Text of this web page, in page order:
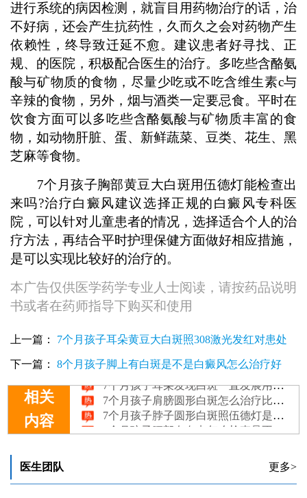
进行系统的病因检测，就盲目用药物治疗的话，治
不好病，还会产生抗药性，久而久之会对药物产生
依赖性，终导致迁延不愈。建议患者好寻找、正
规、的医院，积极配合医生的治疗。多吃些含酪氨
酸与矿物质的食物，尽量少吃或不吃含维生素c与
辛辣的食物，另外，烟与酒类一定要忌食。平时在
饮食方面可以多吃些含酪氨酸与矿物质丰富的食
物，如动物肝脏、蛋、新鲜蔬菜、豆类、花生、黑
芝麻等食物。
7个月孩子胸部黄豆大白斑用伍德灯能检查出
来吗?治疗白癜风建议选择正规的白癜风专科医
院，可以针对儿童患者的情况，选择适合个人的治
疗方法，再结合平时护理保健方面做好相应措施，
是可以实现比较好的治疗的。
本广告仅供医学药学专业人士阅读，请按药品说明
书或者在药师指导下购买和使用
上一篇： 7个月孩子耳朵黄豆大白斑照308激光发红对患处
好不好
下一篇： 8个月孩子脚上有白斑是不是白癜风怎么治疗好
相关
内容
7个月孩子胸部发现白斑抹他克莫司能治好吗
7个月孩子耳朵发现白斑一直发展用什么方法控制
7个月孩子肩膀圆形白斑怎么治疗比较好，中药可以吗
7个月孩子脖子圆形白斑照伍德灯是淡白色是白癜风吗
7个月孩子腰部有白点怎么检查是不是白癜风
医生团队 更多>